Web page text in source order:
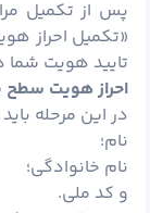
پس از تکمیل
«تکمیل احراز
تایید هویت
احراز هویت
در این مرحله
نام؛
نام خانوادگی؛
و کد ملی.